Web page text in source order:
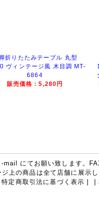
折りたたみテーブル 丸型
ヴィンテージ風 木目調 MT-
6864
販売価格：5,280円
mail にてお願い致します。
ジ上の商品は全て店舗に展示
特定商取引法に基づく表示 | |